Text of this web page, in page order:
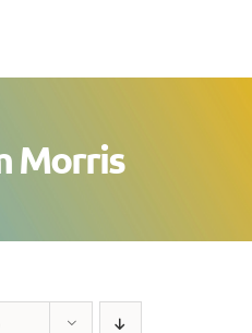
Morris